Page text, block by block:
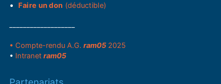
Faire un don (déductible)
• Compte-rendu A.G.ram05 2025
• Intranetram05